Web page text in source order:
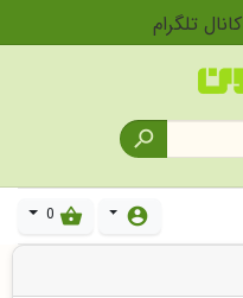
کانال تلگرام

account_circle
shopping_basket
0